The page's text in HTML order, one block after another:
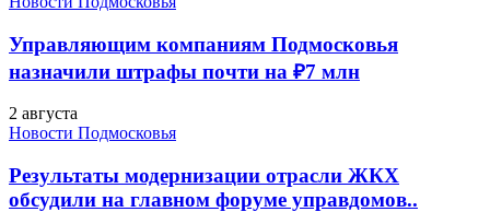
Управляющим компаниям Подмосковья
назначили штрафы почти на ₽7 млн
2 августа
Новости Подмосковья
Результаты модернизации отрасли ЖКХ
обсудили на главном форуме управдомов..